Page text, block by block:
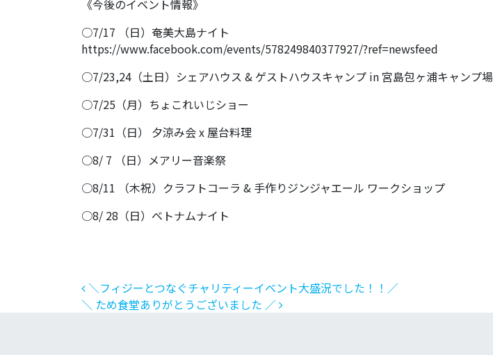
《今後のイベント情報》
○7/17 （日）奄美大島ナイト
https://www.facebook.com/events/578249840377927/?ref=newsfeed
○7/23,24（土日）シェアハウス & ゲストハウスキャンプ in 宮島包ヶ浦キャンプ場
○7/25（月）ちょこれいじショー
○7/31（日） 夕涼み会 x 屋台料理
○8/ 7 （日）メアリー音楽祭
○8/11 （木祝）クラフトコーラ & 手作りジンジャエール ワークショップ
○8/ 28（日）ベトナムナイト
投稿ナビゲーション
＼フィジーとつなぐチャリティーイベント大盛況でした！！／
＼ ため食堂ありがとうございました ／